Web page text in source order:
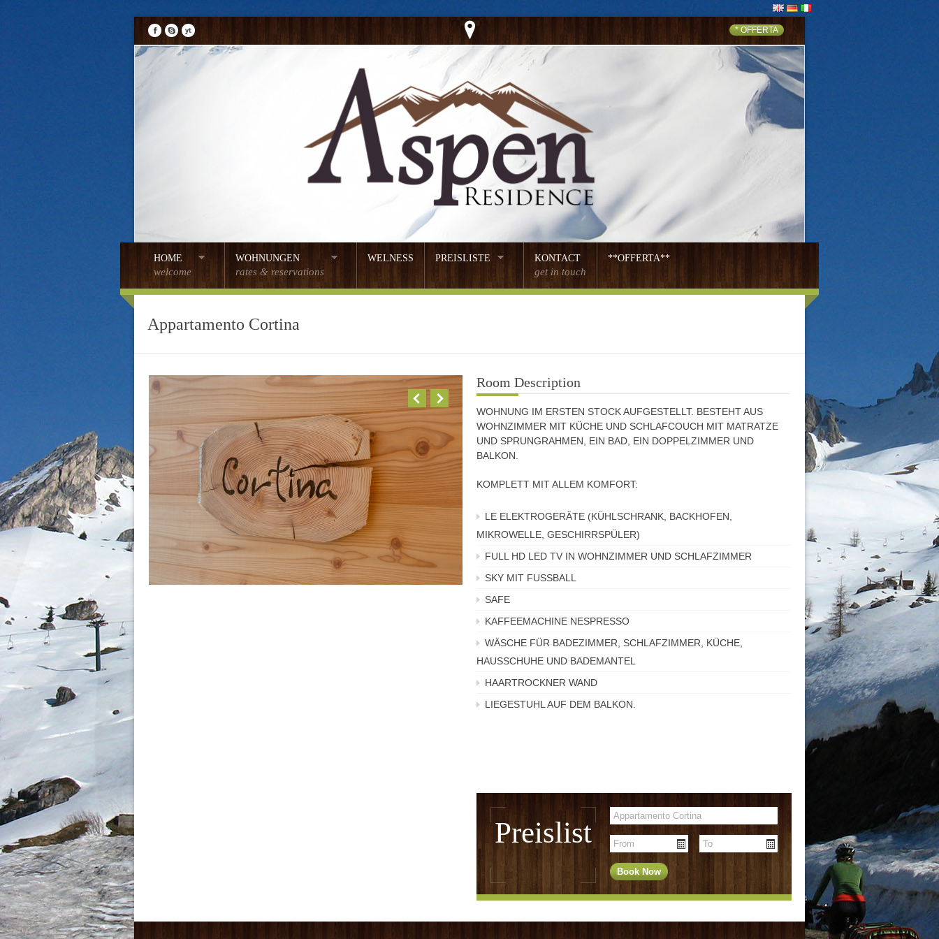
* OFFERTA
HOME
welcome
WOHNUNGEN
rates & reservations
WELNESS PREISLISTE KONTACT
get in touch
**OFFERTA**
Appartamento Cortina
Room Description
WOHNUNG IM ERSTEN STOCK AUFGESTELLT. BESTEHT AUS
WOHNZIMMER MIT KÜCHE UND SCHLAFCOUCH MIT MATRATZE
UND SPRUNGRAHMEN, EIN BAD, EIN DOPPELZIMMER UND
BALKON.
KOMPLETT MIT ALLEM KOMFORT:
LE ELEKTROGERÄTE (KÜHLSCHRANK, BACKHOFEN,
MIKROWELLE, GESCHIRRSPÜLER)
FULL HD LED TV IN WOHNZIMMER UND SCHLAFZIMMER
SKY MIT FUSSBALL
SAFE
KAFFEEMACHINE NESPRESSO
WÄSCHE FÜR BADEZIMMER, SCHLAFZIMMER, KÜCHE,
HAUSSCHUHE UND BADEMANTEL
HAARTROCKNER WAND
LIEGESTUHL AUF DEM BALKON.
Preislist